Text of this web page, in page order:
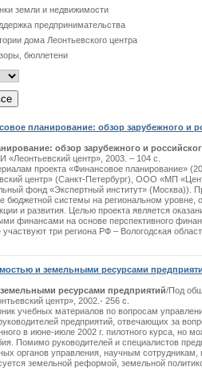
земли и недвижимости
предпринимательства
дома Леонтьевского центра
бюллетени
планирование: обзор зарубежного и
обзор зарубежного и
центр», 2003. – 104 с.
проекта «Финансовое планирование»
центр» (Санкт-Петербург), ООО «МП
фонд «Экспертный институт» (Москва)).
бюджетной системы на региональном уровне,
и развития. Целью проекта является
финансами на основе перспективного
три региона РФ – Вологодская
и земельными ресурсами
ресурсами предприятий/Под
центр», 2002.- 256 с.
учебных материалов по вопросам
предприятий, отвечающих за
в июне-июле 2002 г. пилотного курса, но
Помимо руководителей и специалистов
органов управления, научным
земельной реформой, земельной